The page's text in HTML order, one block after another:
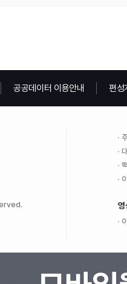
공공데이터 이용안내 편성
영